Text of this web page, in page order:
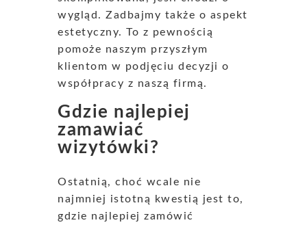
wygląd. Zadbajmy także o aspekt
estetyczny. To z pewnością
pomoże naszym przyszłym
klientom w podjęciu decyzji o
współpracy z naszą firmą.
Gdzie najlepiej
zamawiać
wizytówki?
Ostatnią, choć wcale nie
najmniej istotną kwestią jest to,
gdzie najlepiej zamówić